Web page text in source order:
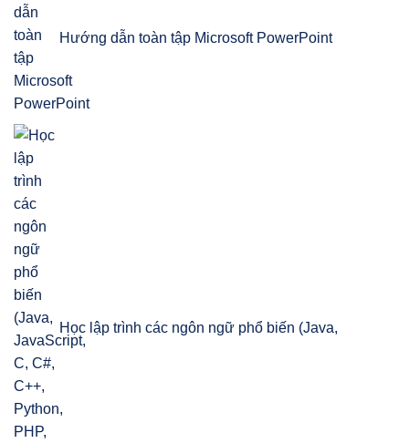
Hướng dẫn toàn tập Microsoft PowerPoint
Học lập trình các ngôn ngữ phổ biến (Java,